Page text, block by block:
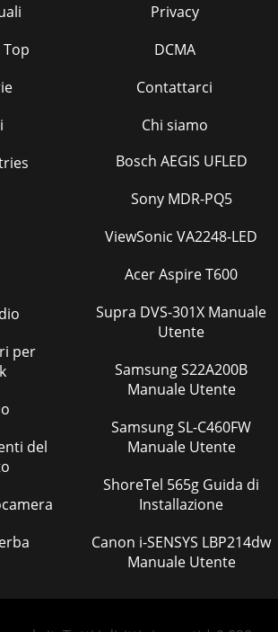
Privacy
DCMA
Contattarci
Chi siamo
per
del
Bosch AEGIS UFLED
Sony MDR-PQ5
ViewSonic VA2248-LED
Acer Aspire T600
Supra DVS-301X Manuale
Utente
Samsung S22A200B
Manuale Utente
Samsung SL-C460FW
Manuale Utente
ShoreTel 565g Guida di
Installazione
Canon i-SENSYS LBP214dw
Manuale Utente